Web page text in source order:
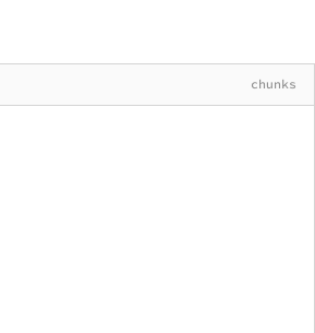
chunks